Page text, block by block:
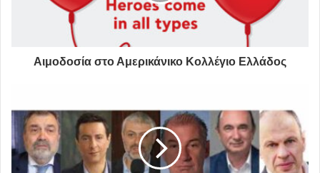
Το χρονικό
Εκείνη τη χρονιά, επί κυβερνήσεως της Νέας
την πρεσβεία των ΗΠΑ και η αστυνομία σταματούσε τους
διαδηλωτές στο Σύνταγμα. Εκείνοι αντέδρασαν και
ακολούθησε μια πρωτοφανής επίθεση της δυνάμεων της
αστυνομίας.
Αιμοδοσία στο Αμερικάνικο Κολλέγιο Ελλάδος